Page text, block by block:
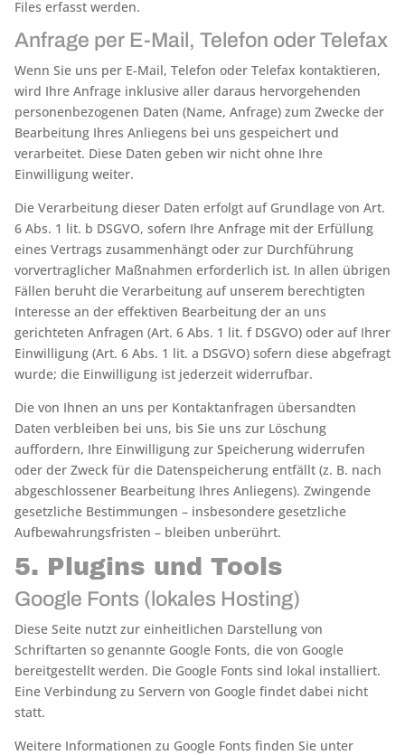
Files erfasst werden.
Anfrage per E-Mail, Telefon oder Telefax
Wenn Sie uns per E-Mail, Telefon oder Telefax kontaktieren,
wird Ihre Anfrage inklusive aller daraus hervorgehenden
personenbezogenen Daten (Name, Anfrage) zum Zwecke der
Bearbeitung Ihres Anliegens bei uns gespeichert und
verarbeitet. Diese Daten geben wir nicht ohne Ihre
Einwilligung weiter.
Die Verarbeitung dieser Daten erfolgt auf Grundlage von Art.
6 Abs. 1 lit. b DSGVO, sofern Ihre Anfrage mit der Erfüllung
eines Vertrags zusammenhängt oder zur Durchführung
vorvertraglicher Maßnahmen erforderlich ist. In allen übrigen
Fällen beruht die Verarbeitung auf unserem berechtigten
Interesse an der effektiven Bearbeitung der an uns
gerichteten Anfragen (Art. 6 Abs. 1 lit. f DSGVO) oder auf Ihrer
Einwilligung (Art. 6 Abs. 1 lit. a DSGVO) sofern diese abgefragt
wurde; die Einwilligung ist jederzeit widerrufbar.
Die von Ihnen an uns per Kontaktanfragen übersandten
Daten verbleiben bei uns, bis Sie uns zur Löschung
auffordern, Ihre Einwilligung zur Speicherung widerrufen
oder der Zweck für die Datenspeicherung entfällt (z. B. nach
abgeschlossener Bearbeitung Ihres Anliegens). Zwingende
gesetzliche Bestimmungen – insbesondere gesetzliche
Aufbewahrungsfristen – bleiben unberührt.
5. Plugins und Tools
Google Fonts (lokales Hosting)
Diese Seite nutzt zur einheitlichen Darstellung von
Schriftarten so genannte Google Fonts, die von Google
bereitgestellt werden. Die Google Fonts sind lokal installiert.
Eine Verbindung zu Servern von Google findet dabei nicht
statt.
Weitere Informationen zu Google Fonts finden Sie unter